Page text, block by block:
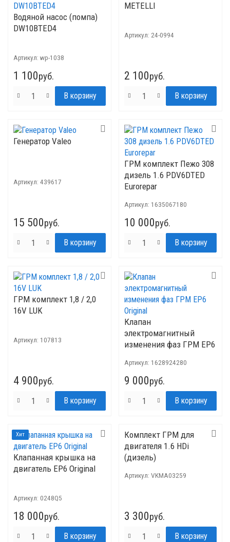
Водяной насос (помпа)
DW10BTED4
Артикул: wp-1038
1 100руб.
METELLI
Артикул: 24-0994
2 100руб.
Генератор Valeo
Артикул: 439617
15 500руб.
ГРМ комплект Пежо 308
дизель 1.6 PDV6DTED
Eurorepar
Артикул: 1635067180
10 000руб.
ГРМ комплект 1,8 / 2,0
16V LUK
Артикул: 107813
4 900руб.
Клапан
электромагнитный
изменения фаз ГРМ EP6
Артикул: 1628924280
9 000руб.
Хит
Клапанная крышка на
двигатель EP6 Original
Артикул: 0248Q5
18 000руб.
Комплект ГРМ для
двигателя 1.6 HDi
(дизель)
Артикул: VKMA03259
3 300руб.